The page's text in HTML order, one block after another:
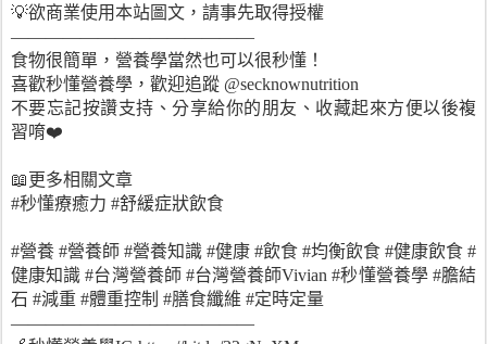
💡欲商業使用本站圖文，請事先取得授權
——————————————
食物很簡單，營養學當然也可以很秒懂！
喜歡秒懂營養學，歡迎追蹤 @secknownutrition
不要忘記按讚支持、分享給你的朋友、收藏起來方便以後複
習唷❤️
📖更多相關文章
#秒懂療癒力 #舒緩症狀飲食
#營養 #營養師 #營養知識 #健康 #飲食 #均衡飲食 #健康飲食 #
健康知識 #台灣營養師 #台灣營養師Vivian #秒懂營養學 #膽結
石 #減重 #體重控制 #膳食纖維 #定時定量
——————————————